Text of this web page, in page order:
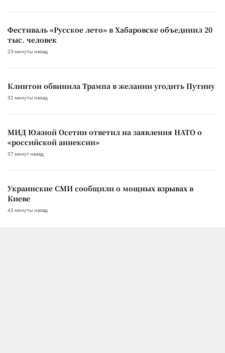
Фестиваль «Русское лето» в Хабаровске объединил 20
тыс. человек
23 минуты назад
Клинтон обвинила Трампа в желании угодить Путину
32 минуты назад
МИД Южной Осетии ответил на заявления НАТО о
«российской аннексии»
37 минут назад
Украинские СМИ сообщили о мощных взрывах в
Киеве
43 минуты назад